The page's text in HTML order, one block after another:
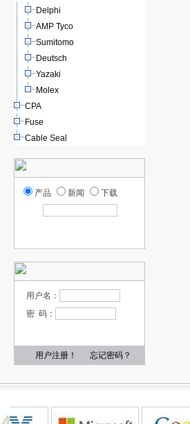
Delphi
AMP Tyco
Sumitomo
Deutsch
Yazaki
Molex
CPA
Fuse
Cable Seal
产品 新闻 下载
用户名：
密 码：
用户注册！ 忘记密码？